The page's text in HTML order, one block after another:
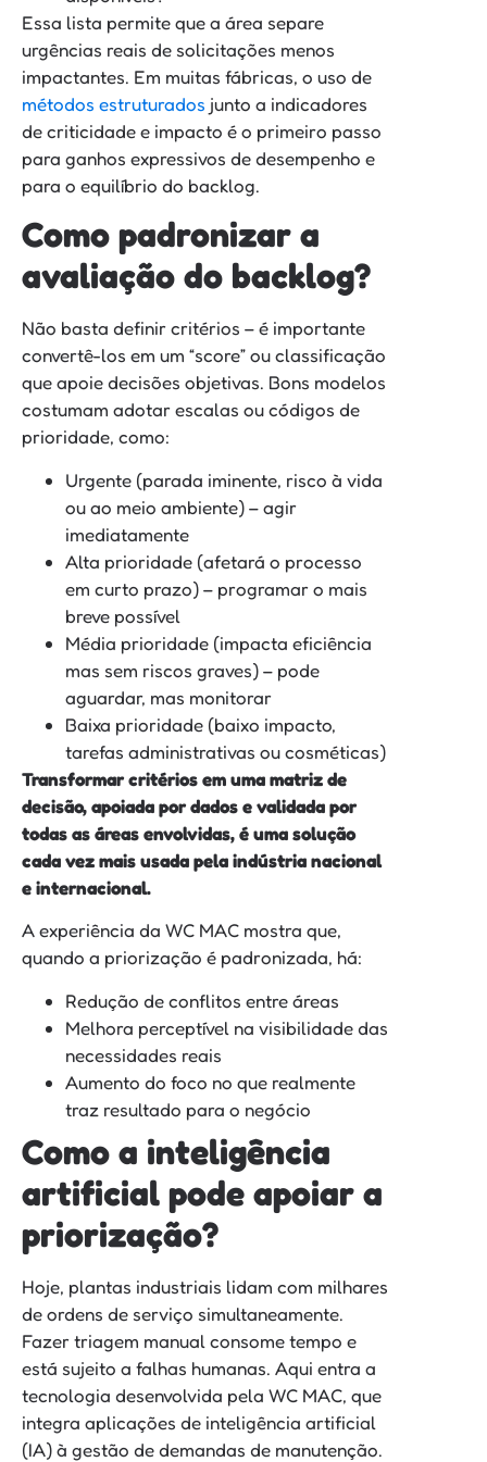
Essa lista permite que a área separe
urgências reais de solicitações menos
impactantes. Em muitas fábricas, o uso de
métodos estruturados junto a indicadores
de criticidade e impacto é o primeiro passo
para ganhos expressivos de desempenho e
para o equilíbrio do backlog.
Como padronizar a
avaliação do backlog?
Não basta definir critérios – é importante
convertê-los em um “score” ou classificação
que apoie decisões objetivas. Bons modelos
costumam adotar escalas ou códigos de
prioridade, como:
Urgente (parada iminente, risco à vida
ou ao meio ambiente) – agir
imediatamente
Alta prioridade (afetará o processo
em curto prazo) – programar o mais
breve possível
Média prioridade (impacta eficiência
mas sem riscos graves) – pode
aguardar, mas monitorar
Baixa prioridade (baixo impacto,
tarefas administrativas ou cosméticas)
Transformar critérios em uma matriz de
decisão, apoiada por dados e validada por
todas as áreas envolvidas, é uma solução
cada vez mais usada pela indústria nacional
e internacional.
A experiência da WC MAC mostra que,
quando a priorização é padronizada, há:
Redução de conflitos entre áreas
Melhora perceptível na visibilidade das
necessidades reais
Aumento do foco no que realmente
traz resultado para o negócio
Como a inteligência
artificial pode apoiar a
priorização?
Hoje, plantas industriais lidam com milhares
de ordens de serviço simultaneamente.
Fazer triagem manual consome tempo e
está sujeito a falhas humanas. Aqui entra a
tecnologia desenvolvida pela WC MAC, que
integra aplicações de inteligência artificial
(IA) à gestão de demandas de manutenção.